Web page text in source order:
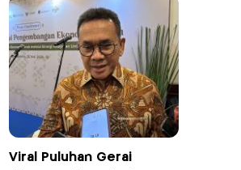
Viral Puluhan Gerai